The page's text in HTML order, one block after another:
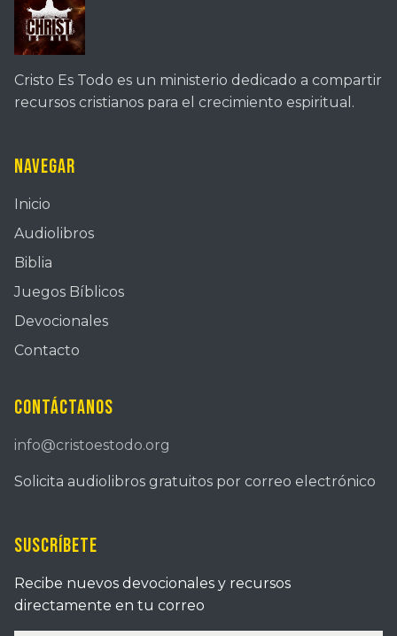
Cristo Es Todo es un ministerio dedicado a compartir
recursos cristianos para el crecimiento espiritual.
Navegar
Inicio
Audiolibros
Biblia
Juegos Bíblicos
Devocionales
Contacto
Contáctanos
info@cristoestodo.org
Solicita audiolibros gratuitos por correo electrónico
Suscríbete
Recibe nuevos devocionales y recursos
directamente en tu correo